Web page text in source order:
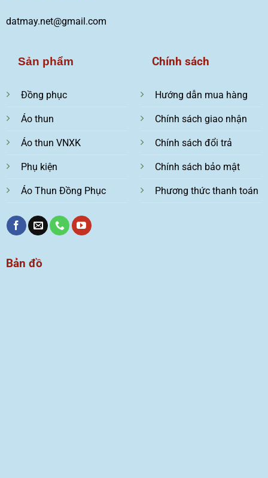
datmay.net@gmail.com
Sản phẩm
Đồng phục
Áo thun
Áo thun VNXK
Phụ kiện
Áo Thun Đồng Phục
Chính sách
Hướng dẫn mua hàng
Chính sách giao nhận
Chính sách đổi trả
Chính sách bảo mật
Phương thức thanh toán
Bản đồ